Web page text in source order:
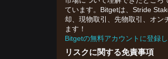
ています。Bitgetは、Stride
却、現物取引、先物取引、オン
ます！
Bitgetの無料アカウントに登録
リスクに関する免責事項